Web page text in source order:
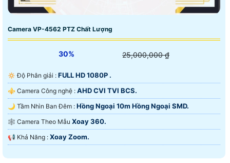
Camera VP-4562 PTZ Chất Lượng
30% 25,000,000 ₫
🔅 Độ Phân giải : FULL HD 1080P .
⚜️ Camera Công nghệ : AHD CVI TVI BCS.
🌙 Tầm Nhìn Ban Đêm : Hồng Ngoại 10m Hồng Ngoại SMD.
🕸️ Camera Theo Mẫu Xoay 360.
️📢 Khả Năng : Xoay Zoom.